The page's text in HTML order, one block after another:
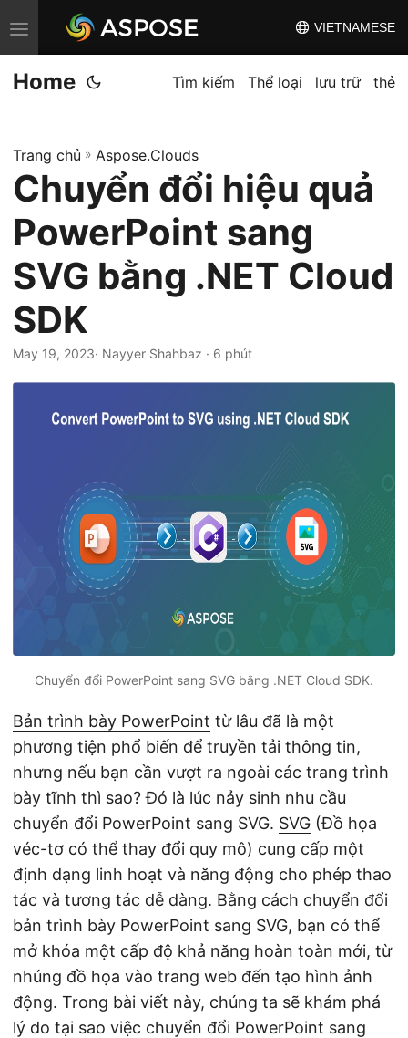
C
h
u
n
đ
i
đ
i
ề
u
h
ư
VIETNAMESE
Home Tìm kiếm Thể loại lưu trữ thẻ
Trang chủ » Aspose.Clouds
Chuyển đổi hiệu quả
PowerPoint sang
SVG bằng .NET Cloud
SDK
May 19, 2023· Nayyer Shahbaz · 6 phút
Chuyển đổi PowerPoint sang SVG bằng .NET Cloud SDK.
Bản trình bày PowerPoint từ lâu đã là một
phương tiện phổ biến để truyền tải thông tin,
nhưng nếu bạn cần vượt ra ngoài các trang trình
bày tĩnh thì sao? Đó là lúc nảy sinh nhu cầu
chuyển đổi PowerPoint sang SVG. SVG (Đồ họa
véc-tơ có thể thay đổi quy mô) cung cấp một
định dạng linh hoạt và năng động cho phép thao
tác và tương tác dễ dàng. Bằng cách chuyển đổi
bản trình bày PowerPoint sang SVG, bạn có thể
mở khóa một cấp độ khả năng hoàn toàn mới, từ
nhúng đồ họa vào trang web đến tạo hình ảnh
động. Trong bài viết này, chúng ta sẽ khám phá
lý do tại sao việc chuyển đổi PowerPoint sang